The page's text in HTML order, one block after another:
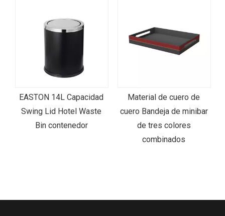
Material de cuero de
cuero Bandeja de minibar
de tres colores
Resina de Easton Hotel
Glossy Black Waste